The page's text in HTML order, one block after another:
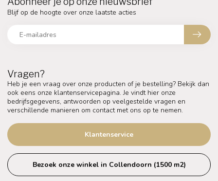
Vragen?
Heb je een vraag over onze producten of je bestelling? Bekijk dan
ook eens onze klantenservicepagina. Je vindt hier onze
bedrijfsgegevens, antwoorden op veelgestelde vragen en
verschillende manieren om contact met ons op te nemen.
Klantenservice
Bezoek onze winkel in Collendoorn (1500 m2)
Blijf op de hoogte over onze laatste acties